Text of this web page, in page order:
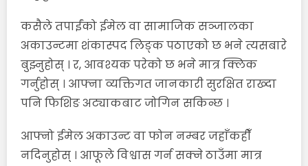
कसैले तपाईंको ईमेल वा सामाजिक सञ्जालका
अकाउन्टमा शंकास्पद लिङ्क पठाएको छ भने त्यसबारे
बुझ्नुहोस् । र, आवश्यक परेको छ भने मात्र क्लिक
गर्नुहोस् । आफ्ना व्यक्तिगत जानकारी सुरक्षित राख्दा
पनि फिशिङ अट्याकबाट जोगिन सकिन्छ ।
आफ्नो ईमेल अकाउन्ट वा फोन नम्बर जहाँकहीँ
नदिनुहोस् । आफूले विश्वास गर्न सक्ने ठाउँमा मात्र